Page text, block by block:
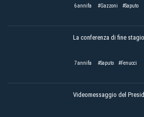
6 annifa #Gazzoni #Saputo
La conferenza di fine
7 annifa #Saputo #Fenucci
Videomessaggio del